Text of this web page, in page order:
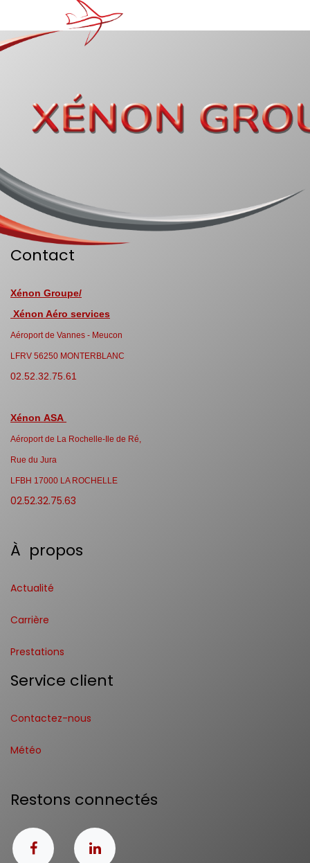
Contact
Xénon Groupe/
Xénon Aéro services
Aéroport de Vannes - Meucon
LFRV 56250 MONTERBLANC
02.52.32.75.61
Xénon ASA
Aéroport de La Rochelle-Ile de Ré,
Rue du Jura
LFBH 17000 LA ROCHELLE
02.52.32.75.63
À propos
Actualité
Carrière
Prestations
Service client
Contactez-nous
Météo
Restons connectés